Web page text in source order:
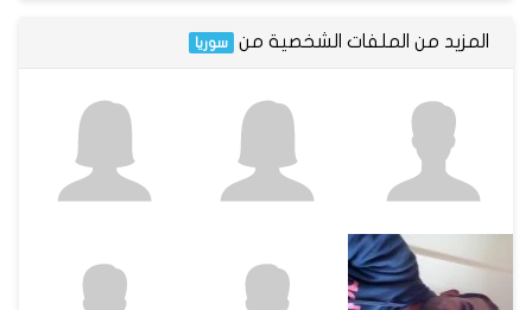
المزيد من الملفات الشخصية من سوريا